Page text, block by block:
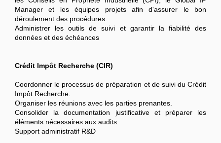
Manager et les équipes projets afin d'assurer le bon
déroulement des procédures.
Administrer les outils de suivi et garantir la fiabilité des
données et des échéances
Crédit Impôt Recherche (CIR)
Coordonner le processus de préparation et de suivi du Crédit
Impôt Recherche.
Organiser les réunions avec les parties prenantes.
Consolider la documentation justificative et préparer les
éléments nécessaires aux audits.
Support administratif R&D